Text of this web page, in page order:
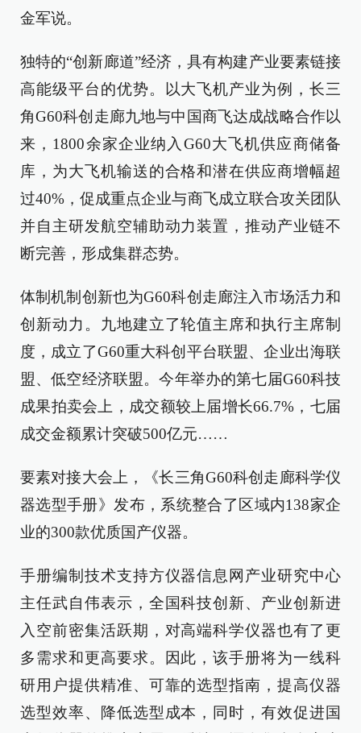
金军说。
独特的“创新廊道”经济，具有构建产业要素链接
高能级平台的优势。以大飞机产业为例，长三
角G60科创走廊九地与中国商飞达成战略合作以
来，1800余家企业纳入G60大飞机供应商储备
库，为大飞机输送的合格和潜在供应商增幅超
过40%，促成重点企业与商飞成立联合攻关团队
并自主研发航空辅助动力装置，推动产业链不
断完善，形成集群态势。
体制机制创新也为G60科创走廊注入市场活力和
创新动力。九地建立了轮值主席和执行主席制
度，成立了G60重大科创平台联盟、企业出海联
盟、低空经济联盟。今年举办的第七届G60科技
成果拍卖会上，成交额较上届增长66.7%，七届
成交金额累计突破500亿元……
要素对接大会上，《长三角G60科创走廊科学仪
器选型手册》发布，系统整合了区域内138家企
业的300款优质国产仪器。
手册编制技术支持方仪器信息网产业研究中心
主任武自伟表示，全国科技创新、产业创新进
入空前密集活跃期，对高端科学仪器也有了更
多需求和更高要求。因此，该手册将为一线科
研用户提供精准、可靠的选型指南，提高仪器
选型效率、降低选型成本，同时，有效促进国